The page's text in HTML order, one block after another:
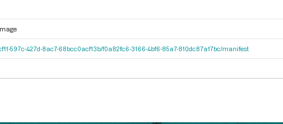
597c-427d-8ac7-68bcc0acf13b/f0a82fc6-3166-4bf6-85a7-810dc87a17bc/manifest